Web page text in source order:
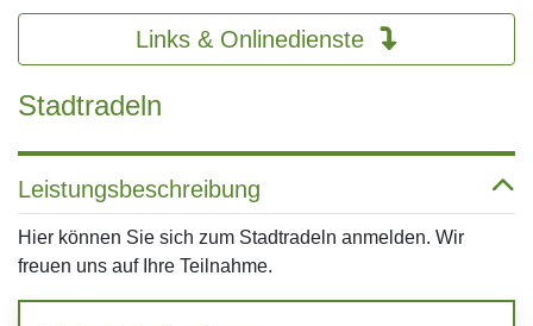
Links & Onlinedienste
Stadtradeln
Leistungsbeschreibung
Hier können Sie sich zum Stadtradeln anmelden. Wir
freuen uns auf Ihre Teilnahme.